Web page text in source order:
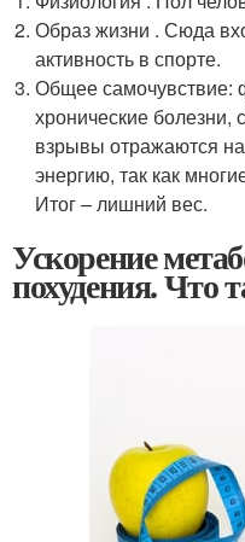
Образ жизни . Сюда
активность в спорте.
Общее самочувствие:
хронические
взрывы отражаются
энергию, так как
Итог – лишний вес.
Ускорение
похудения. Что